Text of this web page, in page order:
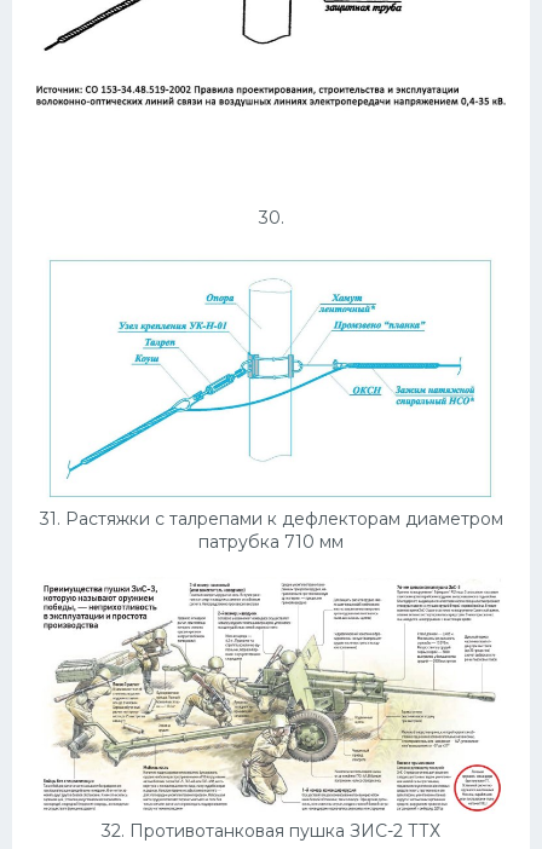
30.
31. Растяжки с талрепами к дефлекторам диаметром
патрубка 710 мм
32. Противотанковая пушка ЗИС-2 ТТХ